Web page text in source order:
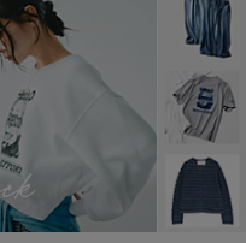
撥水、防水…機能がうれしい！